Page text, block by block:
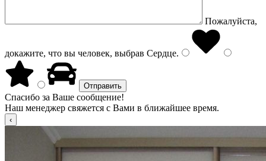
Пожалуйста,
докажите, что вы человек, выбрав Сердце.
Спасибо за Ваше сообщение!
Наш менеджер свяжется с Вами в ближайшее время.